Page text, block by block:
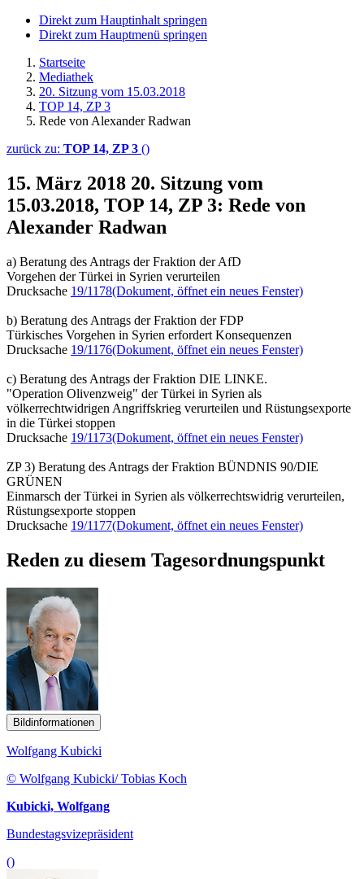
Direkt zum Hauptinhalt springen
Direkt zum Hauptmenü springen
Startseite
Mediathek
20. Sitzung vom 15.03.2018
TOP 14, ZP 3
Rede von Alexander Radwan
zurück zu: TOP 14, ZP 3 ()
15. März 2018 20. Sitzung vom
15.03.2018, TOP 14, ZP 3: Rede von
Alexander Radwan
a) Beratung des Antrags der Fraktion der AfD
Vorgehen der Türkei in Syrien verurteilen
Drucksache 19/1178(Dokument, öffnet ein neues Fenster)
b) Beratung des Antrags der Fraktion der FDP
Türkisches Vorgehen in Syrien erfordert Konsequenzen
Drucksache 19/1176(Dokument, öffnet ein neues Fenster)
c) Beratung des Antrags der Fraktion DIE LINKE.
"Operation Olivenzweig" der Türkei in Syrien als
völkerrechtwidrigen Angriffskrieg verurteilen und Rüstungsexporte
in die Türkei stoppen
Drucksache 19/1173(Dokument, öffnet ein neues Fenster)
ZP 3) Beratung des Antrags der Fraktion BÜNDNIS 90/DIE
GRÜNEN
Einmarsch der Türkei in Syrien als völkerrechtswidrig verurteilen,
Rüstungsexporte stoppen
Drucksache 19/1177(Dokument, öffnet ein neues Fenster)
Reden zu diesem Tagesordnungspunkt
Bildinformationen
Wolfgang Kubicki
© Wolfgang Kubicki/ Tobias Koch
Kubicki, Wolfgang
Bundestagsvizepräsident
()